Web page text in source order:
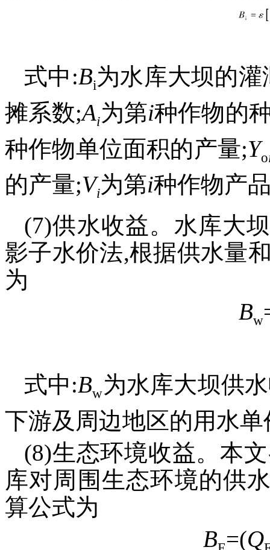
式中:Bi为水库大坝的灌
摊系数;Ai为第i种作物的
种作物单位面积的产量;Yo
的产量;Vi为第i种作物产
(7)供水收益。水库大
影子水价法,根据供水量
为
Bw
式中:Bw为水库大坝供
下游及周边地区的用水单
(8)生态环境收益。本
库对周围生态环境的供
算公式为
B =(Q